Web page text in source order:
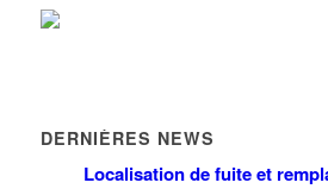
DERNIÈRES NEWS
Localisation de fuite et